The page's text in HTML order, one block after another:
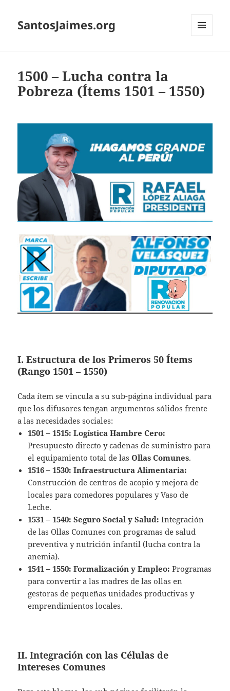
SantosJaimes.org
1500 – Lucha contra la
Pobreza (Ítems 1501 – 1550)
I. Estructura de los Primeros 50 Ítems
(Rango 1501 – 1550)
Cada ítem se vincula a su sub-página individual para
que los difusores tengan argumentos sólidos frente
a las necesidades sociales:
1501 – 1515: Logística Hambre Cero:
Presupuesto directo y cadenas de suministro para
el equipamiento total de lasOllas Comunes.
1516 – 1530: Infraestructura Alimentaria:
Construcción de centros de acopio y mejora de
locales para comedores populares y Vaso de
Leche.
1531 – 1540: Seguro Social y Salud: Integración
de las Ollas Comunes con programas de salud
preventiva y nutrición infantil (lucha contra la
anemia).
1541 – 1550: Formalización y Empleo: Programas
para convertir a las madres de las ollas en
gestoras de pequeñas unidades productivas y
emprendimientos locales.
II. Integración con las Células de
Intereses Comunes